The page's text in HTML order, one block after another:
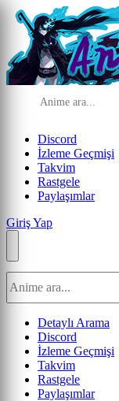
Discord
İzleme Geçmişi
Takvim
Rastgele
Paylaşımlar
Giriş Yap
Detaylı Arama
Discord
İzleme Geçmişi
Takvim
Rastgele
Paylaşımlar